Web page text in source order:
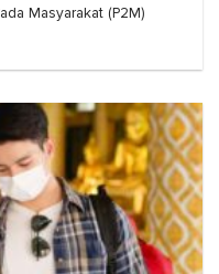
Masyarakat (P2M)